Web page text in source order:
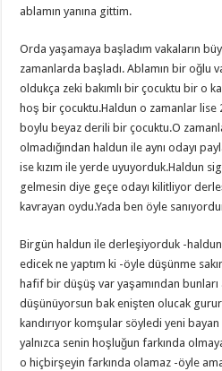
ablamın yanına gittim.
Orda yaşamaya başladım vakaların
zamanlarda başladı. Ablamın bir oğlu
oldukça zeki bakımlı bir çocuktu bir o
hoş bir çocuktu.Haldun o zamanlar lise
boylu beyaz derili bir çocuktu.O
olmadığından haldun ile aynı odayı
ise kızım ile yerde uyuyorduk.Haldun
gelmesin diye geçe odayı kilitliyor
kavrayan oydu.Yada ben öyle
Birgün haldun ile derleşiyorduk -
edicek ne yaptım ki -öyle düşünme
hafif bir düşüş var yaşamından bunları
düşünüyorsun bak enişten olucak
kandırıyor komşular söyledi yeni
yalnızca senin hoşluğun farkında
o hiçbirşeyin farkında olamaz -öyle